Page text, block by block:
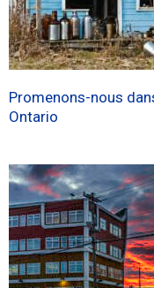
Promenons-nous
Ontario